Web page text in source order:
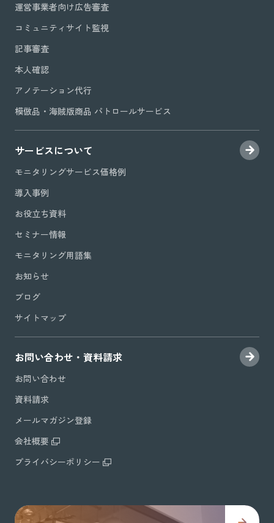
運営事業者向け広告審査
コミュニティサイト監視
記事審査
本人確認
アノテーション代行
模倣品・海賊版商品 パトロールサービス
サービスについて
モニタリングサービス価格例
導入事例
お役立ち資料
セミナー情報
モニタリング用語集
お知らせ
ブログ
サイトマップ
お問い合わせ・資料請求
お問い合わせ
資料請求
メールマガジン登録
会社概要
プライバシーポリシー